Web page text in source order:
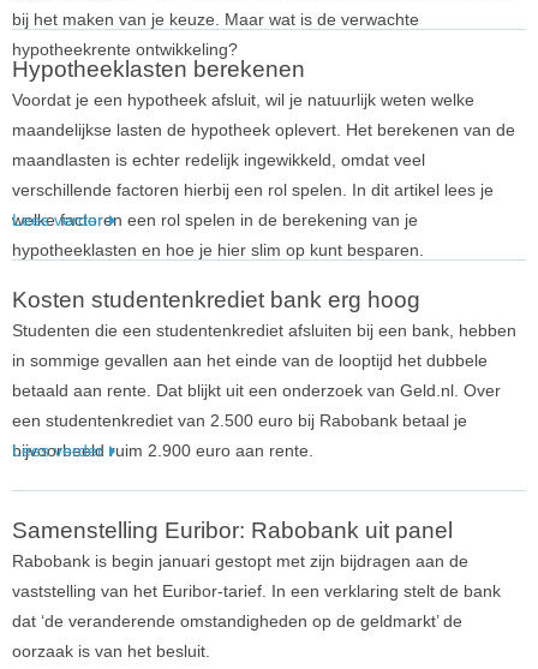
bij het maken van je keuze. Maar wat is de verwachte
hypotheekrente ontwikkeling?
Hypotheeklasten berekenen
Voordat je een hypotheek afsluit, wil je natuurlijk weten welke
maandelijkse lasten de hypotheek oplevert. Het berekenen van de
maandlasten is echter redelijk ingewikkeld, omdat veel
verschillende factoren hierbij een rol spelen. In dit artikel lees je
welke factoren een rol spelen in de berekening van je
hypotheeklasten en hoe je hier slim op kunt besparen.
Lees verder
Kosten studentenkrediet bank erg hoog
Studenten die een studentenkrediet afsluiten bij een bank, hebben
in sommige gevallen aan het einde van de looptijd het dubbele
betaald aan rente. Dat blijkt uit een onderzoek van Geld.nl. Over
een studentenkrediet van 2.500 euro bij Rabobank betaal je
bijvoorbeeld ruim 2.900 euro aan rente.
Lees verder
Samenstelling Euribor: Rabobank uit panel
Rabobank is begin januari gestopt met zijn bijdragen aan de
vaststelling van het Euribor-tarief. In een verklaring stelt de bank
dat ‘de veranderende omstandigheden op de geldmarkt’ de
oorzaak is van het besluit.